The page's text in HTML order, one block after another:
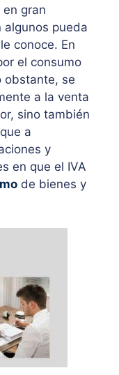
gran
algunos pueda
conoce. En
el consumo
obstante, se
a la venta
sino también
a
y
en que el IVA
de bienes y